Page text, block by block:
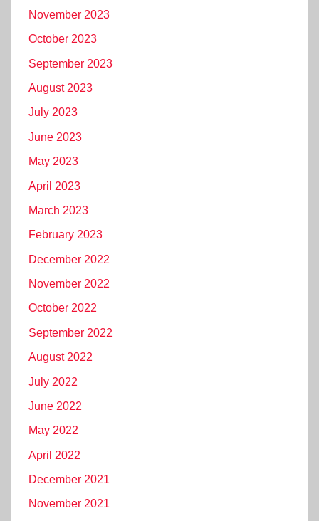
November 2023
October 2023
September 2023
August 2023
July 2023
June 2023
May 2023
April 2023
March 2023
February 2023
December 2022
November 2022
October 2022
September 2022
August 2022
July 2022
June 2022
May 2022
April 2022
December 2021
November 2021